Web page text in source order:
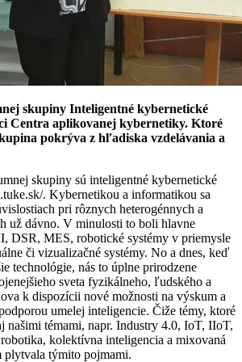
skupiny Inteligentné kybernetické
Centra aplikovanej kybernetiky. Ktoré
pokrýva z hľadiska vzdelávania a
skupiny sú inteligentné kybernetické
. Kybernetikou a informatikou sa
pri rôznych heterogénnych a
už dávno. V minulosti to boli hlavne
DSR, MES, robotické systémy v priemysle
či vizualizačné systémy. No a dnes, keď
technológie, nás to úplne prirodzene
sveta fyzikálneho, ľudského a
k dispozícii nové možnosti na výskum a
umelej inteligencie. Čiže témy, ktoré
našimi témami, napr. Industry 4.0, IoT, IIoT,
kolektívna inteligencia a mixovaná
plytvala týmito pojmami.